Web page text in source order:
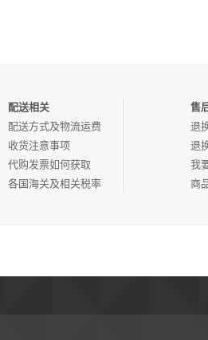
配送相关
配送方式及物流运费
收货注意事项
代购发票如何获取
各国海关及相关税率
售
退
退
我
商